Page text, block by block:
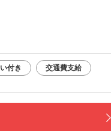
を選べます◎
付き 交通費支給